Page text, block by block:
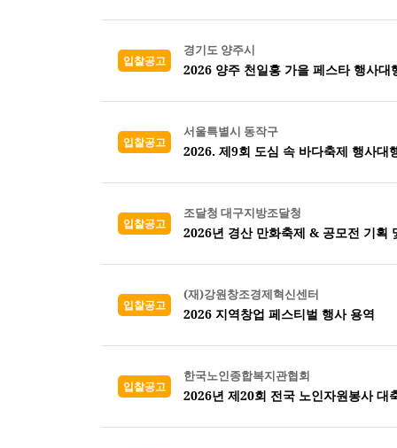
입찰공고
경기도 양주시
2026 양주 천일홍 가을 페스타 행사대
입찰공고
서울특별시 동작구
2026. 제9회 도심 속 바다축제 행사대
입찰공고
조달청 대구지방조달청
2026년 경산 만화축제 & 공모전 기획
입찰공고
(재)강원창조경제혁신센터
2026 지역창업 페스티벌 행사 용역
입찰공고
한국노인종합복지관협회
2026년 제20회 전국 노인자원봉사 대